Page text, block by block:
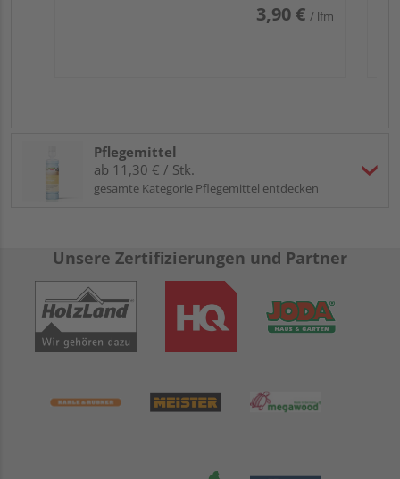
3,90 € / lfm
Pflegemittel
ab 11,30 € / Stk.
gesamte Kategorie Pflegemittel entdecken
Unsere Zertifizierungen und Partner